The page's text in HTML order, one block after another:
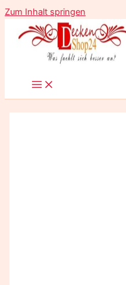
Zum Inhalt springen